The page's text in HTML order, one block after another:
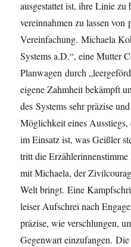
ausgestattet ist, ihre Linie zu
vereinnahmen zu lassen von
Vereinfachung. Michaela
Systems a.D.“, eine Mutter
Planwagen durch
eigene Zahmheit bekämpft
des Systems sehr präzise
Möglichkeit eines
im Einsatz ist, was Geißler
tritt die
mit Michaela, der
Welt bringt. Eine
leiser Aufschrei nach
präzise, wie verschlungen,
Gegenwart einzufangen.